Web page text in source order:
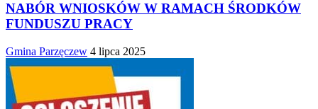
NABÓR WNIOSKÓW W RAMACH ŚRODKÓW
FUNDUSZU PRACY
Gmina Parzęczew 4 lipca 2025